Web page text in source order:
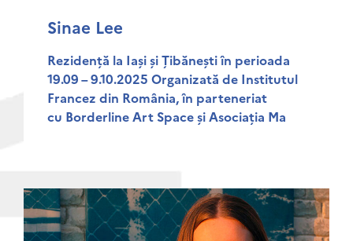
Sinae Lee
Rezidență la Iași și Țibănești în perioada
19.09 – 9.10.2025 Organizată de Institutul
Francez din România, în parteneriat
cu Borderline Art Space și Asociația Ma